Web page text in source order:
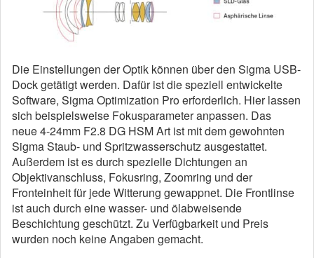
Die Einstellungen der Optik können über den Sigma USB-
Dock getätigt werden. Dafür ist die speziell entwickelte
Software, Sigma Optimization Pro erforderlich. Hier lassen
sich beispielsweise Fokusparameter anpassen. Das
neue 4-24mm F2.8 DG HSM Art ist mit dem gewohnten
Sigma Staub- und Spritzwasserschutz ausgestattet.
Außerdem ist es durch spezielle Dichtungen an
Objektivanschluss, Fokusring, Zoomring und der
Fronteinheit für jede Witterung gewappnet. Die Frontlinse
ist auch durch eine wasser- und ölabweisende
Beschichtung geschützt. Zu Verfügbarkeit und Preis
wurden noch keine Angaben gemacht.